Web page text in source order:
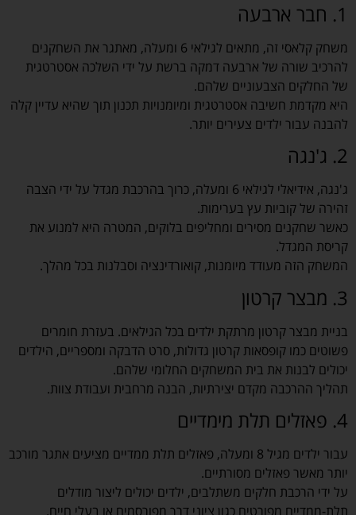
1. חבר ארבעה
משחק קלאסי זה, מתאים לגילאי 6 ומעלה, מאתגר את השחקנים
להרכיב שורה של ארבעה דמקה ברשת על ידי השלכה אסטרטגית
של החלקים הצבעוניים שלהם.
היא מקדמת חשיבה אסטרטגית ומיומנויות תכנון תוך שהיא עדיין קלה
להבנה עבור ילדים צעירים יותר.
2. ג'נגה
ג'נגה, אידיאלי לגילאי 6 ומעלה, כרוך בהרכבת מגדל על ידי הצבה
זהירה של קוביות עץ בערימות.
כאשר שחקנים מסירים ומחליפים בלוקים, המטרה היא למנוע את
קריסת המגדל.
המשחק הזה מעודד מיומנות, קואורדינציה וסבלנות בכל מהלך.
3. מבצר קרטון
בניית מבצר קרטון מרתקת ילדים בכל הגילאים. בעזרת חומרים
פשוטים כמו קופסאות קרטון גדולות, סרט הדבקה ומספריים, הילדים
יכולים לבנות את בית המשחקים החלומי שלהם.
תהליך ההרכבה מקדם יצירתיות, הבנה מרחבית ועבודת צוות.
4. פאזלים תלת מימדיים
עבור ילדים מגיל 8 ומעלה, פאזלים תלת ממדיים מציעים אתגר מורכב
יותר מאשר פאזלים מסורתיים.
על ידי הרכבת חלקים משתלבים, ילדים יכולים ליצור מודלים
תלת-ממדיים מפורטים כגון ציוני דרך מפורסמים או בעלי חיים.